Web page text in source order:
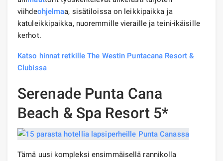
viihdeohjelmaa, sisätiloissa on leikkipaikka ja
katuleikkipaikka, nuoremmille vieraille ja teini-ikäisille
kerhot.
Katso hinnat retkille The Westin Puntacana Resort &
Clubissa
Serenade Punta Cana
Beach & Spa Resort 5*
Tämä uusi kompleksi ensimmäisellä rannikolla